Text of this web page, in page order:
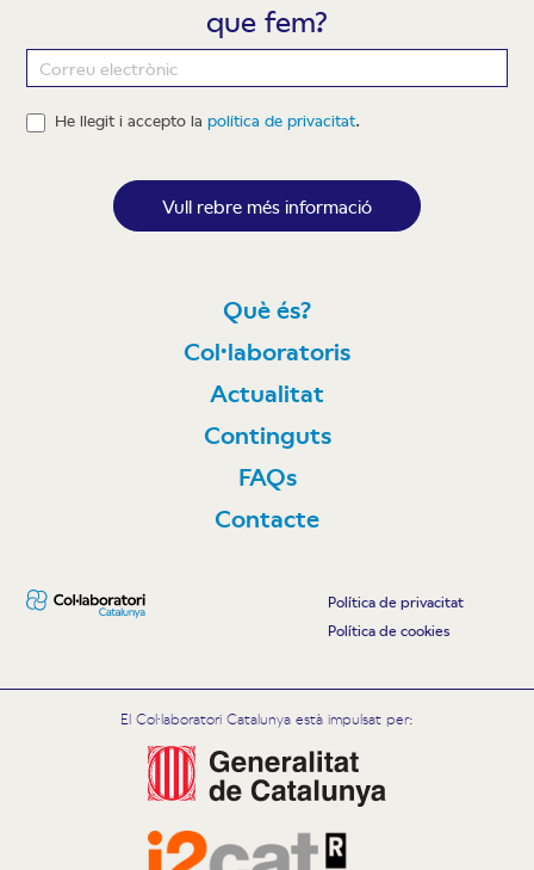
que fem?
Newsletter
He llegit i accepto lapolítica de privacitat.
Vull rebre més informació
Què és?
Col·laboratoris
Actualitat
Continguts
FAQs
Contacte
Política de privacitat
Política de cookies
El Col·laboratori Catalunya està impulsat per: